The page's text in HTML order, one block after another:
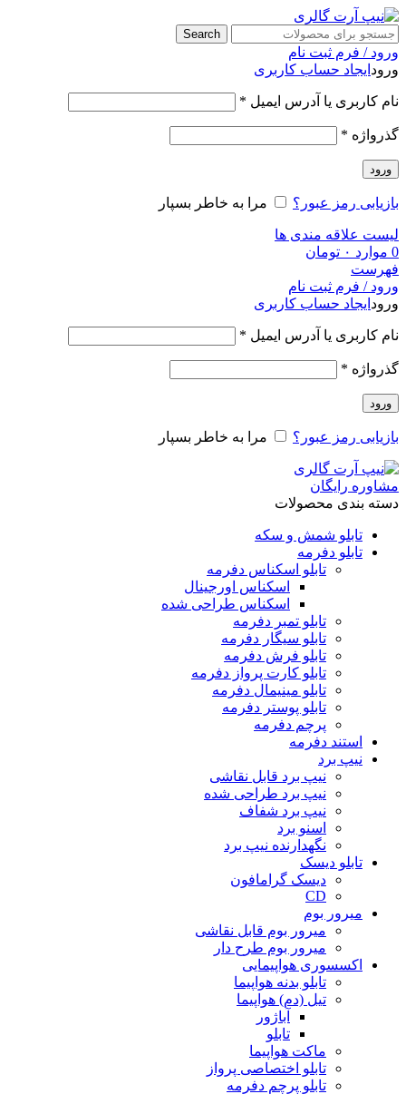
Search
ورود / فرم ثبت نام
ورود ایجاد حساب کاربری
نام کاربری یا آدرس ایمیل *
گذرواژه *
ورود
بازیابی رمز عبور؟ مرا به خاطر بسپار
لیست علاقه مندی ها
0 موارد ۰ تومان
فهرست
ورود / فرم ثبت نام
ورود ایجاد حساب کاربری
نام کاربری یا آدرس ایمیل *
گذرواژه *
ورود
بازیابی رمز عبور؟ مرا به خاطر بسپار
مشاوره رایگان
دسته بندی محصولات
تابلو شمش و سکه
تابلو دفرمه
تابلو اسکناس دفرمه
اسکناس اورجینال
اسکناس طراحی شده
تابلو تمبر دفرمه
تابلو سیگار دفرمه
تابلو فرش دفرمه
تابلو کارت پرواز دفرمه
تابلو مینیمال دفرمه
تابلو پوستر دفرمه
پرچم دفرمه
استند دفرمه
نیپ برد
نیپ برد قابل نقاشی
نیپ برد طراحی شده
نیپ برد شفاف
اسنو برد
نگهدارنده نیپ برد
تابلو دیسک
دیسک گرامافون
CD
میرور بوم
میرور بوم قابل نقاشی
میرور بوم طرح دار
اکسسوری هواپیمایی
تابلو بدنه هواپیما
تیل (دم) هواپیما
آباژور
تابلو
ماکت هواپیما
تابلو اختصاصی پرواز
تابلو پرچم دفرمه